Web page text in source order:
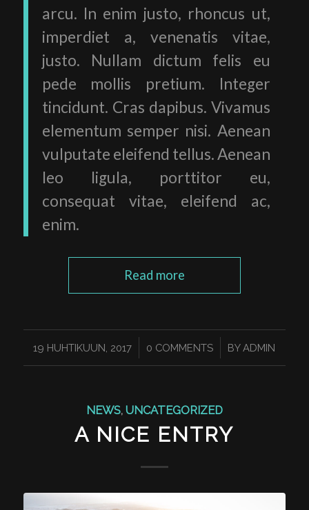
arcu. In enim justo, rhoncus ut,
imperdiet a, venenatis vitae,
justo. Nullam dictum felis eu
pede mollis pretium. Integer
tincidunt. Cras dapibus. Vivamus
elementum semper nisi. Aenean
vulputate eleifend tellus. Aenean
leo ligula, porttitor eu,
consequat vitae, eleifend ac,
enim.
Read more
19 HUHTIKUUN, 2017
/ 0 COMMENTS
/ BYADMIN
NEWS, UNCATEGORIZED
A NICE ENTRY